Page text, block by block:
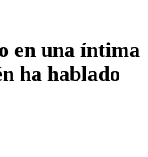
en una íntima
ha hablado